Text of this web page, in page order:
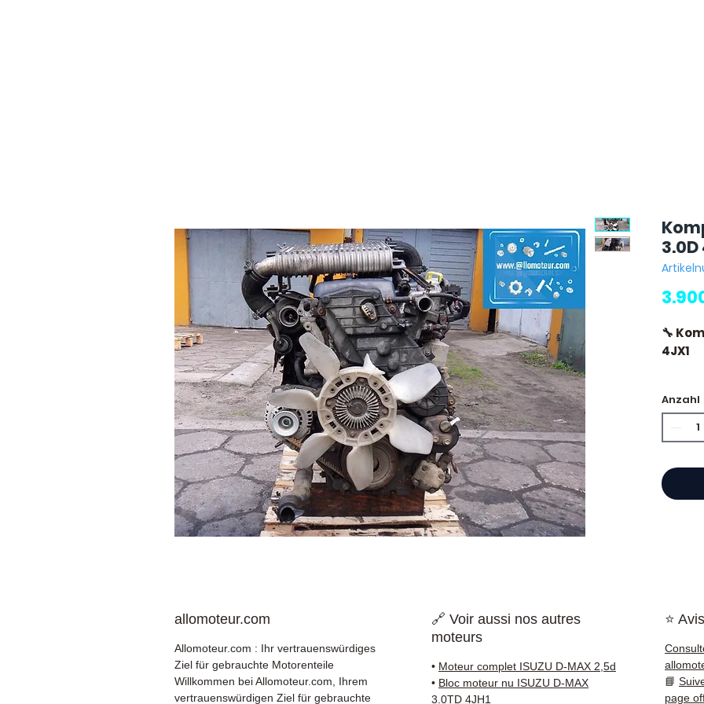
3.0D
🔧
4JX1
⭐
die
✅
und
Anzahl
allomoteur.com
Allomoteur.com : Ihr vertrauenswürdiges
Ziel für gebrauchte Motorenteile
Willkommen bei Allomoteur.com, Ihrem
vertrauenswürdigen Ziel für gebrauchte
🔗 Voir aussi nos autres
moteurs
• Moteur complet ISUZU D-MAX 2,5d
• Bloc moteur nu ISUZU D-MAX
3.0TD 4JH1
⭐
📘
page